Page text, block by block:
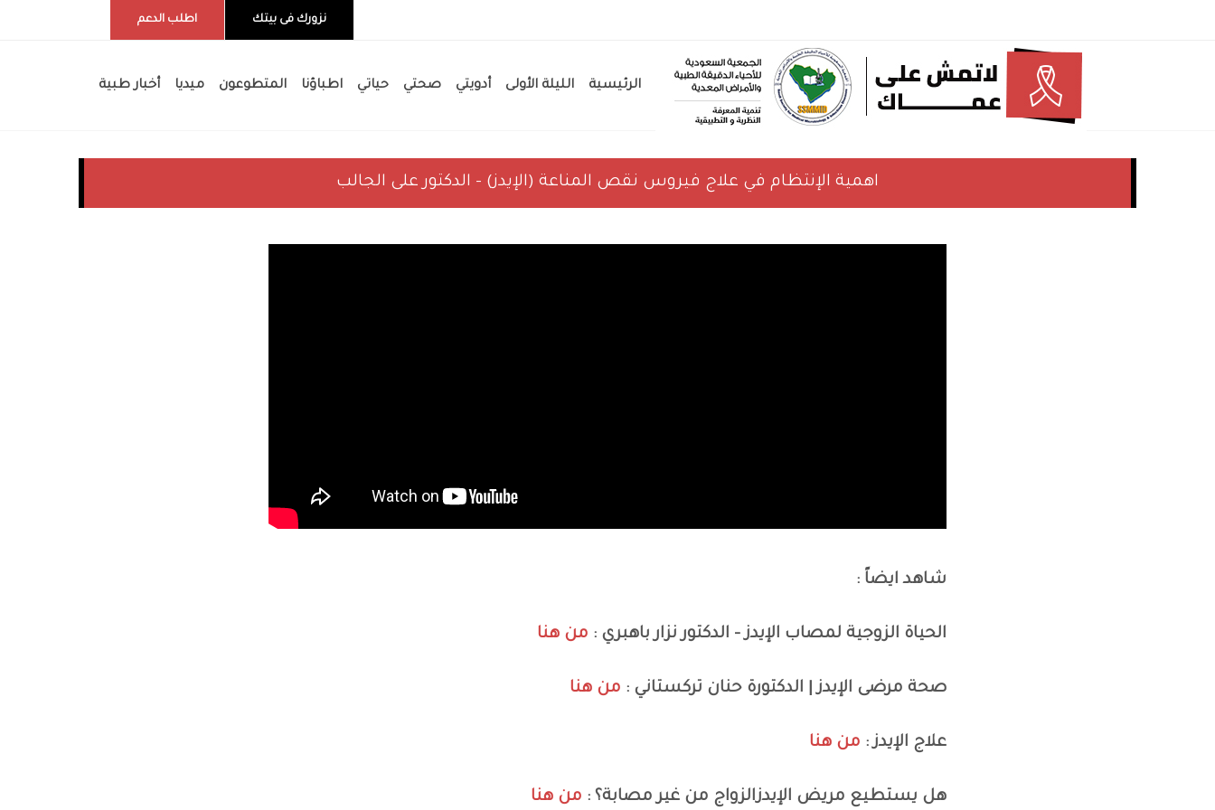
نزورك فى بيتك اطلب الدعم
الرئيسية الليلة الأولى أدويتي صحتي حياتي اطباؤنا المتطوعون ميديا أخبار طبية
اهمية الإنتظام في علاج فيروس نقص المناعة (الإيدز) – الدكتور على الجالب
شاهد ايضاً :
الحياة الزوجية لمصاب الإيدز – الدكتور نزار باهبري : من هنا
صحة مرضى الإيدز | الدكتورة حنان تركستاني : من هنا
علاج الإيدز : من هنا
هل يستطيع مريض الإيدزالزواج من غير مصابة؟ : من هنا